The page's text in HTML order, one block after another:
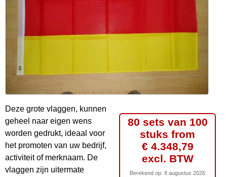
80 sets van 100
stuks from
€ 4.348,79
excl. BTW
Berekend op: 8 augustus 2026
Deze grote vlaggen, kunnen
geheel naar eigen wens
worden gedrukt, ideaal voor
het promoten van uw bedrijf,
activiteit of merknaam. De
vlaggen zijn uitermate